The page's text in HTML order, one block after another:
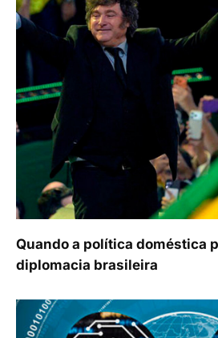
Quando a política doméstica
diplomacia brasileira